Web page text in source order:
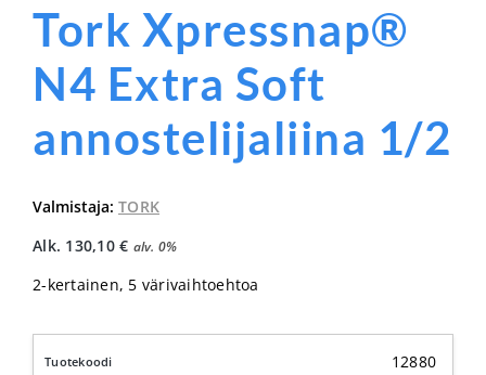
Tork Xpressnap®
N4 Extra Soft
annostelijaliina 1/2
Valmistaja: TORK
Alk. 130,10 € alv. 0%
2-kertainen, 5 värivaihtoehtoa
12880